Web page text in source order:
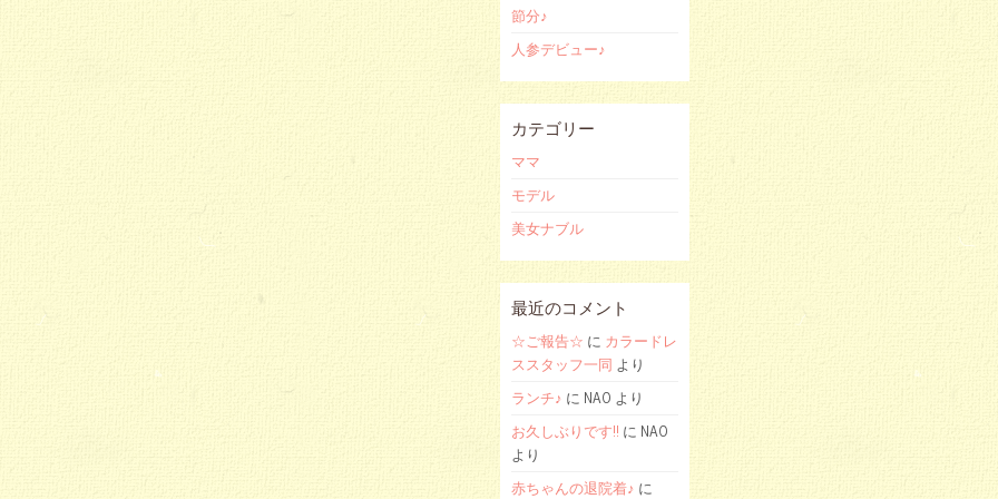
節分♪
人参デビュー♪
カテゴリー
ママ
モデル
美女ナブル
最近のコメント
☆ご報告☆ に カラードレ
ススタッフ一同 より
ランチ♪ に NAO より
お久しぶりです!! に NAO
より
赤ちゃんの退院着♪ に